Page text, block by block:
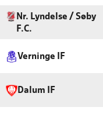
Nr. Lyndelse / Søby
F.C.
Verninge IF
Dalum IF